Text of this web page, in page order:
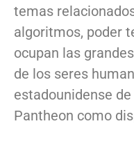
temas
algoritmos, poder
ocupan las
de los seres
estadounidense
Pantheon como